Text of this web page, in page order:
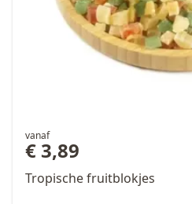
vanaf
€ 3,89
Tropische fruitblokjes